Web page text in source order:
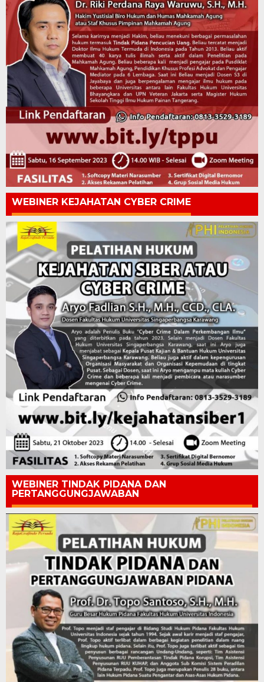
WEBINER KEJAHATAN CYBER CRIME
WEBINER TINDAK PIDANA DAN
PERTANGGUNGJAWABAN